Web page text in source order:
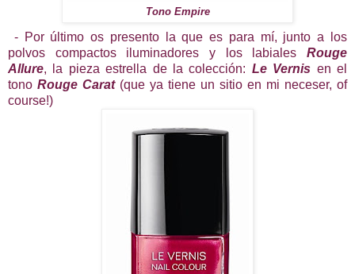
Tono Empire
- Por último os presento la que es para mí, junto a los
polvos compactos iluminadores y los labiales Rouge
Allure, la pieza estrella de la colección: Le Vernis en el
tono Rouge Carat(que ya tiene un sitio en mi neceser, of
course!)